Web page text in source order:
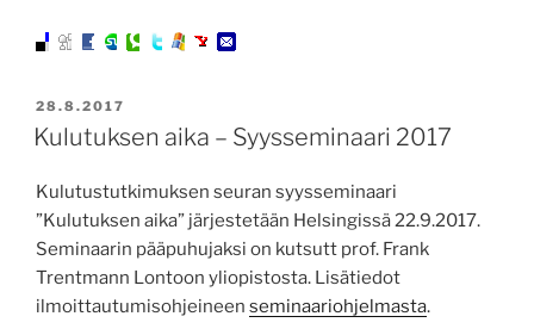
JULKAISTU
28.8.2017
Kulutuksen aika – Syysseminaari 2017
Kulutustutkimuksen seuran syysseminaari
”Kulutuksen aika” järjestetään Helsingissä 22.9.2017.
Seminaarin pääpuhujaksi on kutsutt prof. Frank
Trentmann Lontoon yliopistosta. Lisätiedot
ilmoittautumisohjeineen seminaariohjelmasta.